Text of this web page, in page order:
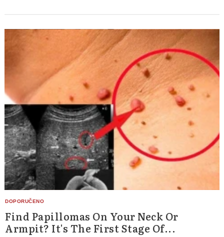
Find Papillomas On Your Neck Or
Armpit? It's The First Stage Of...